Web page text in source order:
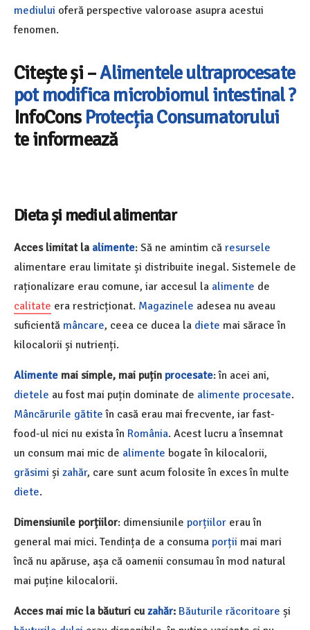
mediului oferă perspective valoroase asupra acestui
fenomen.
Citește și –Alimentele ultraprocesate
pot modifica microbiomul intestinal ?
InfoCons Protecția Consumatorului
te informează
Dieta și mediul alimentar
Acces limitat la alimente: Să ne amintim că resursele
alimentare erau limitate și distribuite inegal. Sistemele de
raționalizare erau comune, iar accesul la alimente de
calitate era restricționat. Magazinele adesea nu aveau
suficientă mâncare, ceea ce ducea la diete mai sărace în
kilocalorii și nutrienți.
Alimente mai simple, mai puțin procesate: în acei ani,
dietele au fost mai puțin dominate de alimente procesate.
Mâncărurile gătite în casă erau mai frecvente, iar fast-
food-ul nici nu exista în România. Acest lucru a însemnat
un consum mai mic de alimente bogate în kilocalorii,
grăsimi și zahăr, care sunt acum folosite în exces în multe
diete.
Dimensiunile porțiilor: dimensiunile porțiilor erau în
general mai mici. Tendința de a consuma porții mai mari
încă nu apăruse, așa că oamenii consumau în mod natural
mai puține kilocalorii.
Acces mai mic la băuturi cu zahăr: Băuturile răcoritoare și